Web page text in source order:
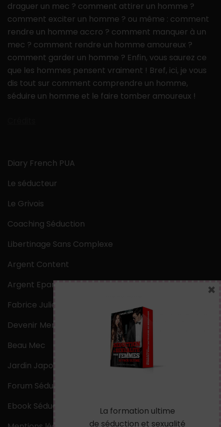
draguer un mec ? comment attirer un homme ?
comment exciter un homme ? ou même : comment
rendre un homme accro ? comment manquer à un
mec ? comment rendre un homme amoureux ?
comment garder un homme ? Enfin, vous saurez ce
que les hommes pensent vraiment ! Bref, ici, je vous
dis tout sur comment comprendre un homme,
séduire un homme et le faire tomber amoureux !
Diary French PUA
Le séducteur
Le Grivois
Coaching Séduction
Libertinage Sans Complexe
Argent Content
Argent Epargne
Fabrice Julien
Devenir Mentaliste
Beau Mec
Jardin Japonais Zen
Forum Séduction
Ebook Séduction
La formation ultime
de séduction et sexualité
×